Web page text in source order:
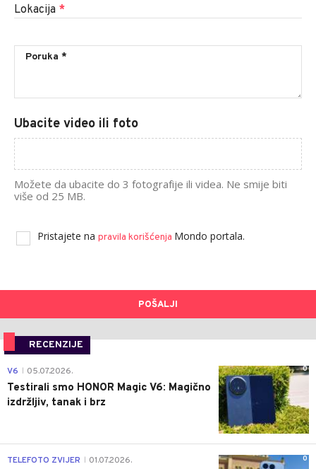
Lokacija *
Ubacite video ili foto
Možete da ubacite do 3 fotografije ili videa. Ne smije biti
više od 25 MB.
Pristajete na pravila korišćenja Mondo portala.
POŠALJI
RECENZIJE
0
V6 05.07.2026.
Testirali smo HONOR Magic V6: Magično
izdržljiv, tanak i brz
0
TELEFOTO ZVIJER 01.07.2026.